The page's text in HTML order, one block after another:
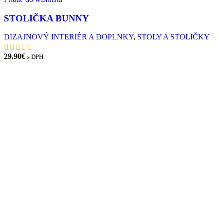
STOLIČKA BUNNY
DIZAJNOVÝ INTERIÉR A DOPLNKY, STOLY A STOLIČKY
29.90€ s DPH